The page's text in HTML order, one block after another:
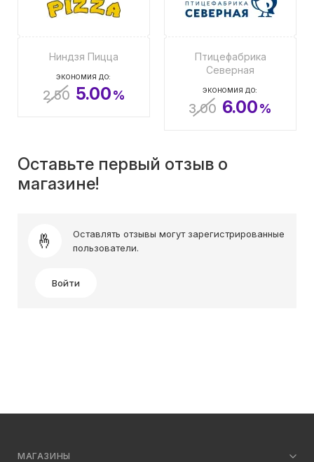
Ниндзя Пицца
ЭКОНОМИЯ ДО:
2.50 5.00%
Птицефабрика
Северная
ЭКОНОМИЯ ДО:
3.00 6.00%
Оставьте первый отзыв о
магазине!
Оставлять отзывы могут зарегистрированные
пользователи.
Войти
МАГАЗИНЫ